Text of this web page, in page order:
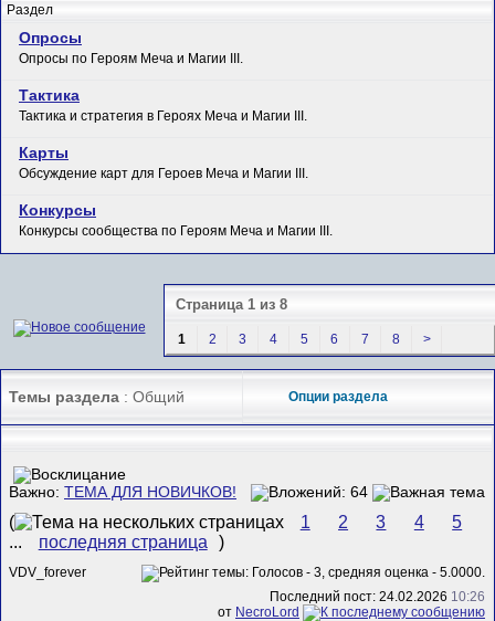
Раздел
Опросы
Опросы по Героям Меча и Магии III.
Тактика
Тактика и стратегия в Героях Меча и Магии III.
Карты
Обсуждение карт для Героев Меча и Магии III.
Конкурсы
Конкурсы сообщества по Героям Меча и Магии III.
Страница 1 из 8
1 2 3 4 5 6 7 8 >
Темы раздела : Общий Опции раздела
Важно: ТЕМА ДЛЯ НОВИЧКОВ!
( 1 2 3 4
5
...
последняя страница )
VDV_forever
Последний пост: 24.02.2026 10:26
от NecroLord